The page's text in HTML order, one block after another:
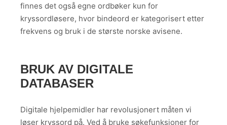
finnes det også egne ordbøker kun for
kryssordløsere, hvor bindeord er kategorisert etter
frekvens og bruk i de største norske avisene.
BRUK AV DIGITALE
DATABASER
Digitale hjelpemidler har revolusjonert måten vi
løser kryssord på. Ved å bruke søkefunksjoner for